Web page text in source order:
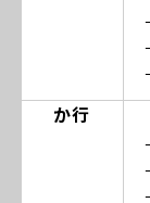
か行